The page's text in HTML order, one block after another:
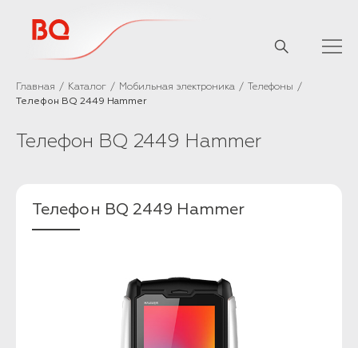
Главная Каталог Мобильная электроника
Телефоны
Телефон BQ 2449 Hammer
Телефон BQ 2449 Hammer
Телефон BQ 2449 Hammer